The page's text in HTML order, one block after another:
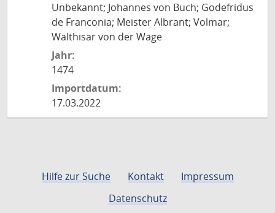
Unbekannt; Johannes von Buch; Godefridus
de Franconia; Meister Albrant; Volmar;
Walthisar von der Wage
Jahr:
1474
Importdatum:
17.03.2022
Hilfe zur Suche Kontakt
Impressum
Datenschutz